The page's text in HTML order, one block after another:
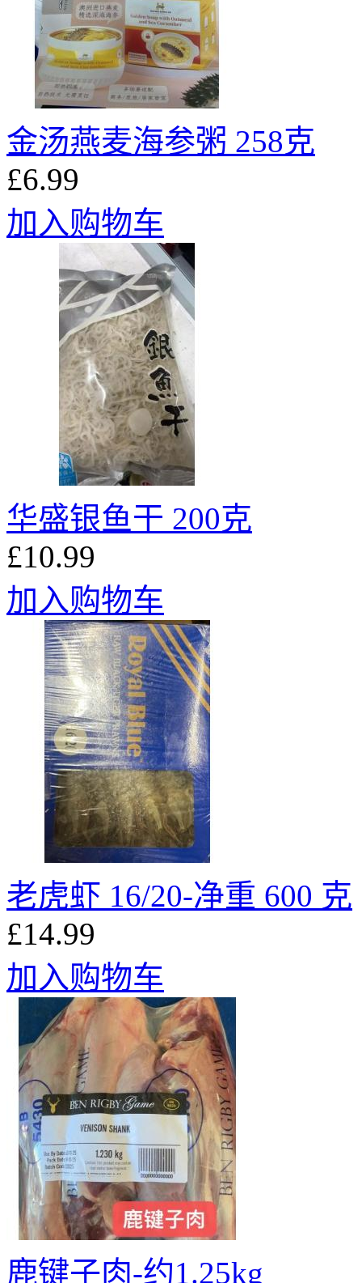
金汤燕麦海参粥 258克
£6.99
加入购物车
华盛银鱼干 200克
£10.99
加入购物车
老虎虾 16/20-净重 600 克
£14.99
加入购物车
鹿键子肉-约1.25kg